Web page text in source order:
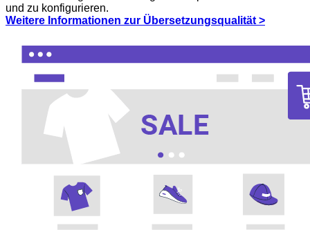
und zu konfigurieren.
Weitere Informationen zur Übersetzungsqualität >